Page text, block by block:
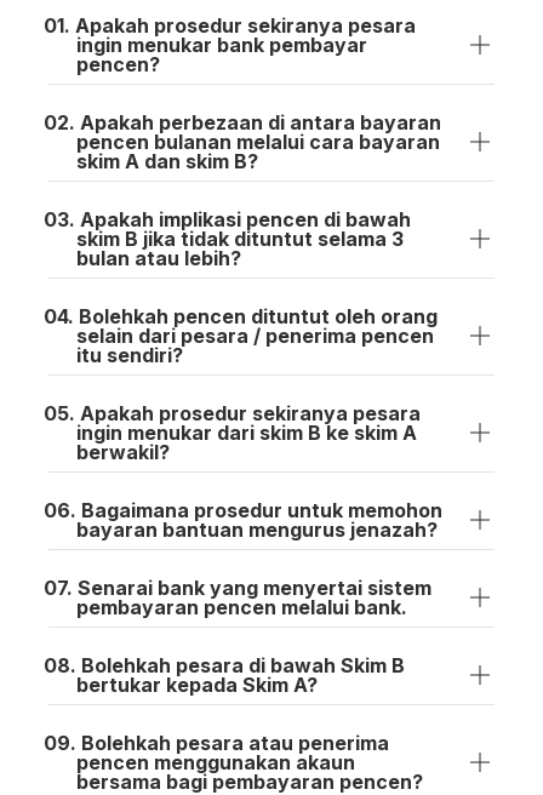
Apakah prosedur sekiranya pesara
ingin menukar bank pembayar
pencen?
Apakah perbezaan di antara bayaran
pencen bulanan melalui cara bayaran
skim A dan skim B?
Apakah implikasi pencen di bawah
skim B jika tidak dituntut selama 3
bulan atau lebih?
Bolehkah pencen dituntut oleh orang
selain dari pesara / penerima pencen
itu sendiri?
Apakah prosedur sekiranya pesara
ingin menukar dari skim B ke skim A
berwakil?
Bagaimana prosedur untuk memohon
bayaran bantuan mengurus jenazah?
Senarai bank yang menyertai sistem
pembayaran pencen melalui bank.
Bolehkah pesara di bawah Skim B
bertukar kepada Skim A?
Bolehkah pesara atau penerima
pencen menggunakan akaun
bersama bagi pembayaran pencen?